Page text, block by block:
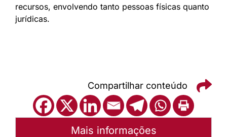
recursos, envolvendo tanto pessoas físicas quanto
jurídicas.
Compartilhar conteúdo
Mais informações